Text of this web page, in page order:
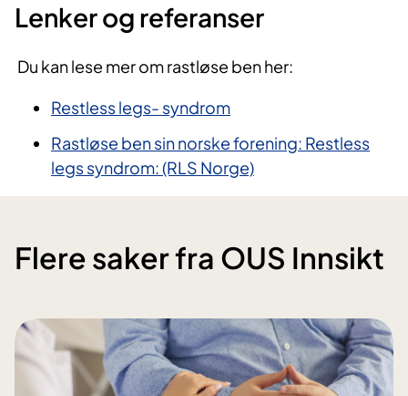
Lenker og referanser
Du kan lese mer om rastløse ben her:
Restless legs- syndrom
Rastløse ben sin norske forening: Restless
legs syndrom: (RLS Norge)
Flere saker fra OUS Innsikt